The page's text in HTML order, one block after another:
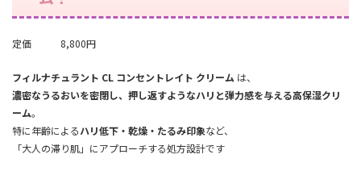
定価 8,800円
フィルナチュラント CL コンセントレイト クリーム は、
濃密なうるおいを密閉し、押し返すようなハリと弾力感を与える高保湿クリ
ーム。
特に年齢によるハリ低下・乾燥・たるみ印象など、
「大人の滞り肌」にアプローチする処方設計です